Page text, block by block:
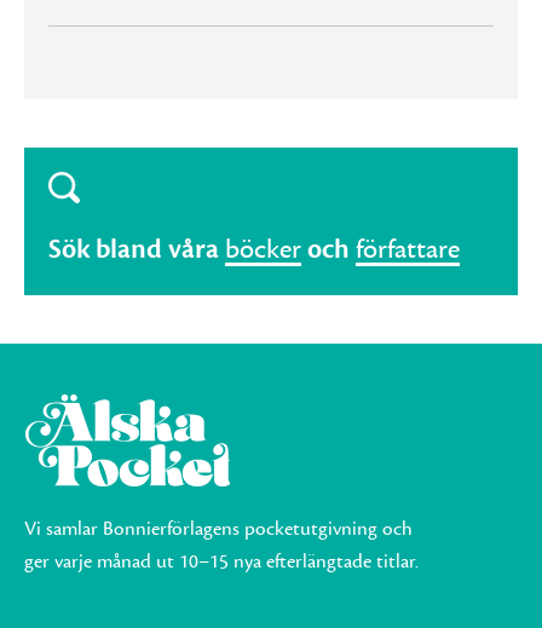
Sök bland våra böckeroch författare
Vi samlar Bonnierförlagens pocketutgivning och
ger varje månad ut 10–15 nya efterlängtade titlar.